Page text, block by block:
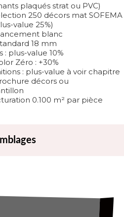
plaqués strat ou PVC)
250 décors mat SOFEMA
value 25%)
blanc
18 mm
: plus-value 10%
Zéro : +30%
: plus-value à voir chapitre
décors ou
0.100 m² par pièce